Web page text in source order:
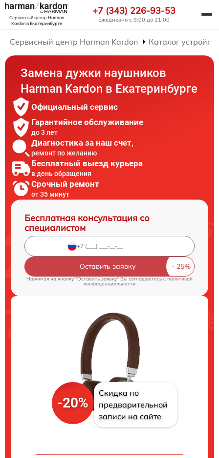
Сервисный центр Harman
Kardonв Екатеринбурге
+7 (343) 226-93-53
Ежедневно с 9:00 до 21:00
Сервисный центр Harman Kardon Каталог устройств
Замена дужки наушников
Harman Kardon в Екатеринбурге
Официальный сервис
Гарантийное обслуживание
до 3 лет
Диагностика за наш счет,
ремонт по желанию
Бесплатный выезд курьера
в день обращения
Срочный ремонт
от 35 минут
Бесплатная консультация со
специалистом
Оставить заявку
Нажимая на кнопку "Оставить заявку" Вы соглашаетесь cполитикой
конфиденциальности
-20%
Скидка по
предварительной
записи на сайте